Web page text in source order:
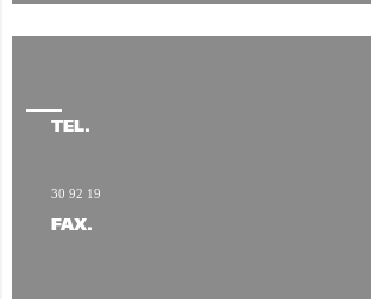
TÉL.
30 92 19
FAX.